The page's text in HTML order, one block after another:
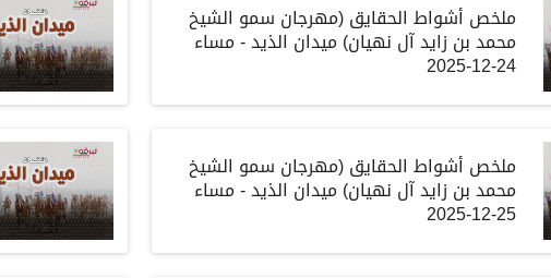
ملخص أشواط الحقايق(مهرجان سمو الشيخ
محمد بن زايد آل نهيان)ميدان الذيد-مساء
24-12-2025
ملخص أشواط الحقايق(مهرجان سمو الشيخ
محمد بن زايد آل نهيان)ميدان الذيد-مساء
25-12-2025